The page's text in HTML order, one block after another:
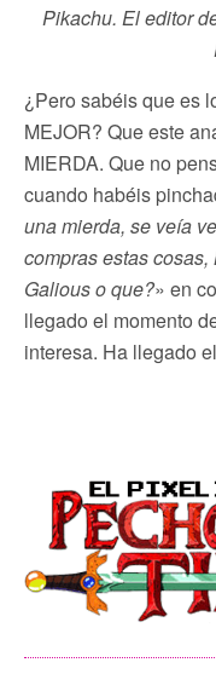
Pikachu. El editor
¿Pero sabéis que es
MEJOR? Que este
MIERDA. Que no
cuando habéis
una mierda, se veía
compras estas
Galious o que?» en
llegado el momento
interesa. Ha llegado